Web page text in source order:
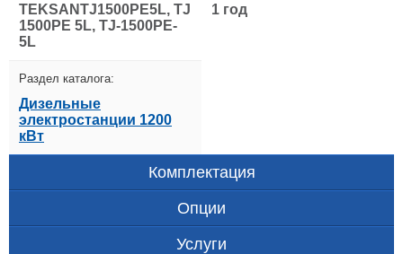
TEKSANTJ1500PE5L, TJ
1500PE 5L, TJ-1500PE-
5L
1 год
Раздел каталога:
Дизельные
электростанции 1200
кВт
Комплектация
Опции
Услуги